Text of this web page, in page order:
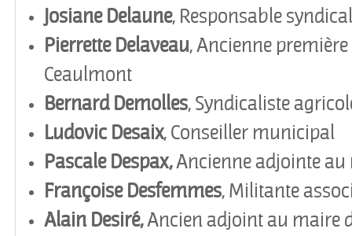
Josiane Delaune, Responsable
Pierrette Delaveau, Ancienne
Ceaulmont
Bernard Demolles, Syndicaliste
Ludovic Desaix, Conseiller municipal
Pascale Despax,Ancienne adjointe au
Françoise Desfemmes, Militante
Alain Desiré,Ancien adjoint au maire